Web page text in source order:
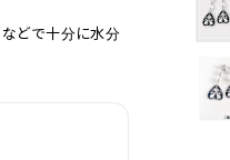
どで十分に水分